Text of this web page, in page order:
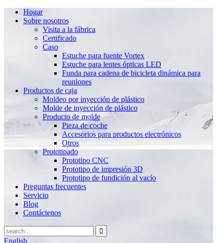
Hogar
Sobre nosotros
Visita a la fábrica
Certificado
Caso
Estuche para fuente Vortex
Estuche para lentes ópticas LED
Funda para cadena de bicicleta dinámica para
reuniones
Productos de caja
Moldeo por inyección de plástico
Molde de inyección de plástico
Producto de molde
Pieza de coche
Accesorios para productos electrónicos
Otros
Prototipado
Prototipo CNC
Prototipo de impresión 3D
Prototipo de fundición al vacío
Preguntas frecuentes
Servicio
Blog
Contáctenos
English